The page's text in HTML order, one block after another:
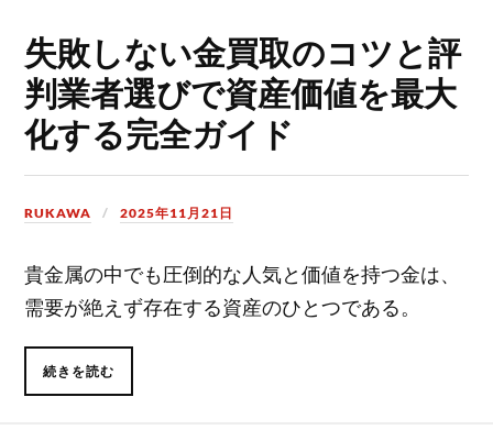
失敗しない金買取のコツと評
判業者選びで資産価値を最大
化する完全ガイド
RUKAWA 2025年11月21日
貴金属の中でも圧倒的な人気と価値を持つ金は、
需要が絶えず存在する資産のひとつである。
続きを読む